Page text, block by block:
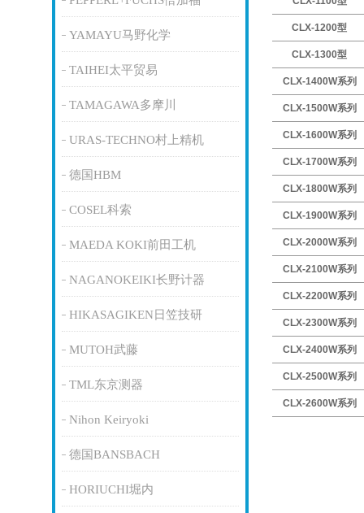
YAMAYU马野化学
TAIHEI太平贸易
TAMAGAWA多摩川
URAS-TECHNO村上精机
德国HBM
COSEL科索
MAEDA KOKI前田工机
NAGANOKEIKI长野计器
HIKASAGIKEN日笠技研
MUTOH武藤
TML东京测器
Nihon Keiryoki
德国BANSBACH
HORIUCHI堀内
CLX-1200型
CLX-1300型
CLX-1400W系列
CLX-1500W系列
CLX-1600W系列
CLX-1700W系列
CLX-1800W系列
CLX-1900W系列
CLX-2000W系列
CLX-2100W系列
CLX-2200W系列
CLX-2300W系列
CLX-2400W系列
CLX-2500W系列
CLX-2600W系列